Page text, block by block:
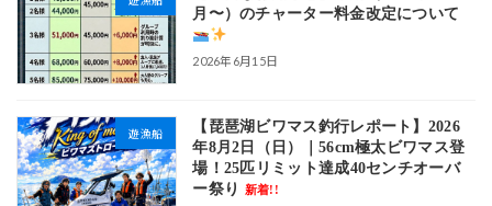
月〜）のチャーター料金改定について
2026年6月15日
遊漁船
【琵琶湖ビワマス釣行レポート】2026
年8月2日（日）｜56cm極太ビワマス登
場！25匹リミット達成40センチオーバ
ー祭り
新着!!